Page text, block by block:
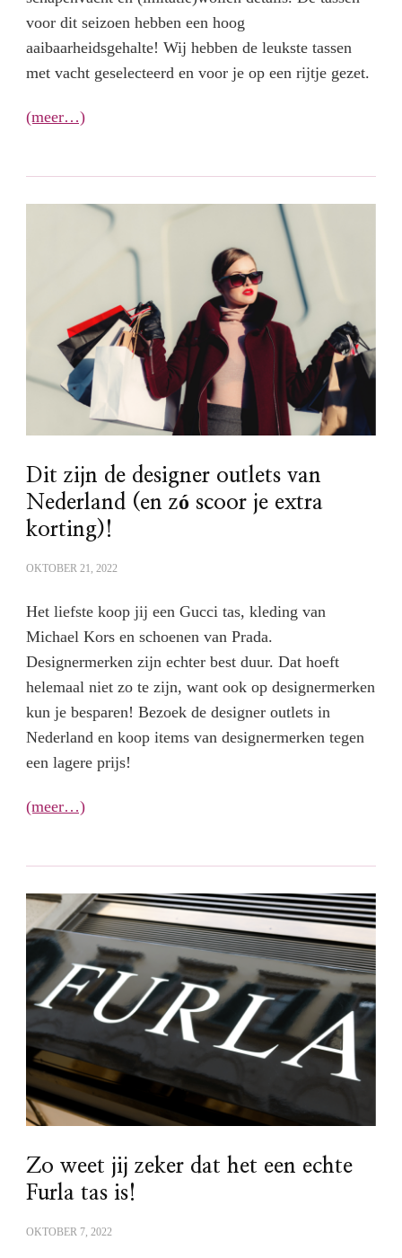
voor dit seizoen hebben een hoog
aaibaarheidsgehalte! Wij hebben de leukste tassen
met vacht geselecteerd en voor je op een rijtje gezet.
(meer…)
Dit zijn de designer outlets van
Nederland (en zó scoor je extra
korting)!
OKTOBER 21, 2022
Het liefste koop jij een Gucci tas, kleding van
Michael Kors en schoenen van Prada.
Designermerken zijn echter best duur. Dat hoeft
helemaal niet zo te zijn, want ook op designermerken
kun je besparen! Bezoek de designer outlets in
Nederland en koop items van designermerken tegen
een lagere prijs!
(meer…)
Zo weet jij zeker dat het een echte
Furla tas is!
OKTOBER 7, 2022